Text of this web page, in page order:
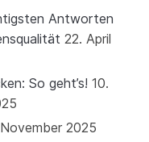
Antworten
22. April
So geht’s! 10.
2025